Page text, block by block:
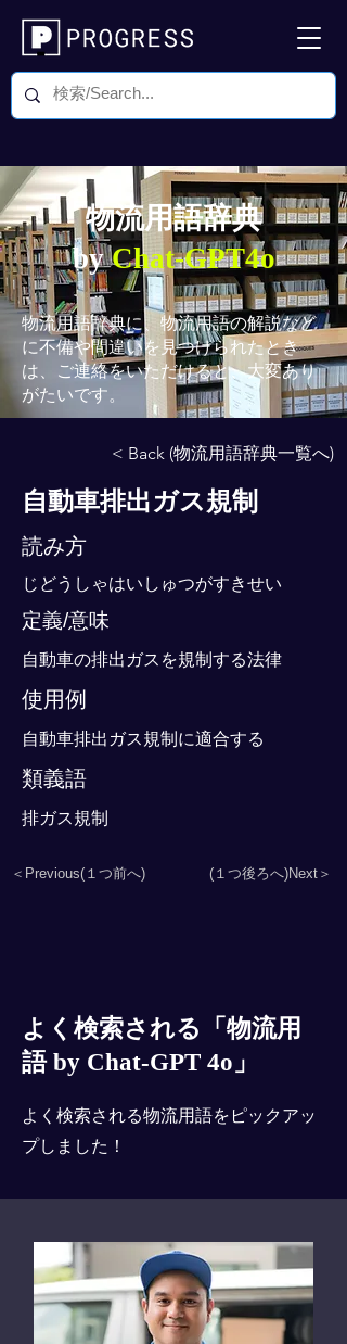
物流用語辞典
byChat-GPT4o
物流用語辞典に、物流用語の解説など
に不備や間違いを見つけられたとき
は、ご連絡をいただけると、大変あり
がたいです。
< Back (物流用語辞典一覧へ)
自動車排出ガス規制
読み方
じどうしゃはいしゅつがすきせい
定義/意味
自動車の排出ガスを規制する法律
使用例
自動車排出ガス規制に適合する
類義語
排ガス規制
＜Previous(１つ前へ) (１つ後ろへ)Next＞
よく検索される「物流用
語 by Chat-GPT 4o」
よく検索される物流用語をピックアッ
プしました！